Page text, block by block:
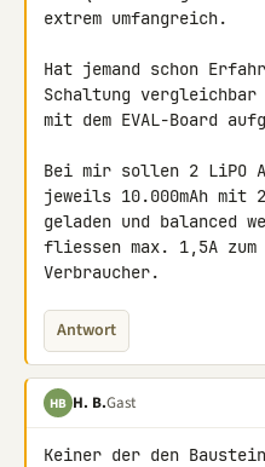
extrem umfangreich.
Hat jemand schon
Schaltung vergleichbar
mit dem EVAL-Board
Bei mir sollen 2 LiPO
jeweils 10.000mAh mit
geladen und balanced
fliessen max. 1,5A zum
Verbraucher.
Antwort
HB H. B.Gast
Keiner der den